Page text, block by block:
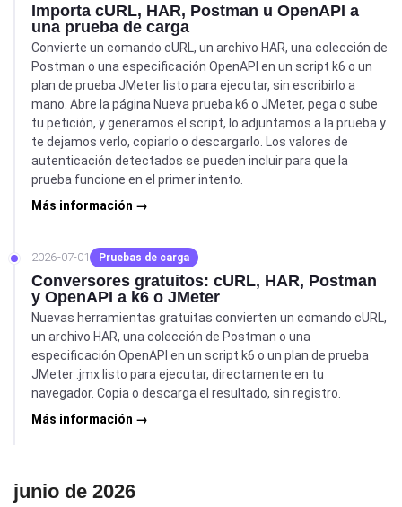
Importa cURL, HAR, Postman u OpenAPI a
una prueba de carga
Convierte un comando cURL, un archivo HAR, una colección de
Postman o una especificación OpenAPI en un script k6 o un
plan de prueba JMeter listo para ejecutar, sin escribirlo a
mano. Abre la página Nueva prueba k6 o JMeter, pega o sube
tu petición, y generamos el script, lo adjuntamos a la prueba y
te dejamos verlo, copiarlo o descargarlo. Los valores de
autenticación detectados se pueden incluir para que la
prueba funcione en el primer intento.
Más información →
2026-07-01 Pruebas de carga
Conversores gratuitos: cURL, HAR, Postman
y OpenAPI a k6 o JMeter
Nuevas herramientas gratuitas convierten un comando cURL,
un archivo HAR, una colección de Postman o una
especificación OpenAPI en un script k6 o un plan de prueba
JMeter .jmx listo para ejecutar, directamente en tu
navegador. Copia o descarga el resultado, sin registro.
Más información →
junio de 2026